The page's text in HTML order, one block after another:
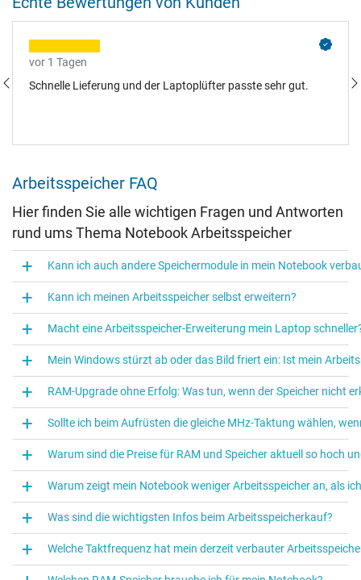
vor 1 Tagen
Schnelle Lieferung und der Laptoplüfter passte sehr gut.
Arbeitsspeicher FAQ
Hier finden Sie alle wichtigen Fragen und Antworten
rund ums Thema Notebook Arbeitsspeicher
Kann ich auch andere Speichermodule in mein Notebook
Kann ich meinen Arbeitsspeicher selbst erweitern?
Macht eine Arbeitsspeicher-Erweiterung mein Laptop
Mein Windows stürzt ab oder das Bild friert ein: Ist mein
RAM-Upgrade ohne Erfolg: Was tun, wenn der Speicher nicht
Sollte ich beim Aufrüsten die gleiche MHz-Taktung wählen,
Warum sind die Preise für RAM und Speicher aktuell so hoch
Warum zeigt mein Notebook weniger Arbeitsspeicher an, als
Was sind die wichtigsten Infos beim Arbeitsspeicherkauf?
Welche Taktfrequenz hat mein derzeit verbauter